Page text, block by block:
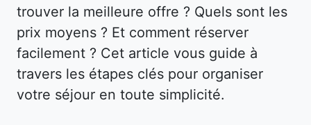
trouver la meilleure offre ? Quels sont les
prix moyens ? Et comment réserver
facilement ? Cet article vous guide à
travers les étapes clés pour organiser
votre séjour en toute simplicité.